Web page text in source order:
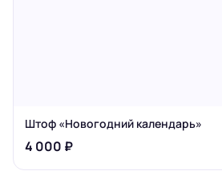
Штоф «Новогодний календарь»
4 000 ₽